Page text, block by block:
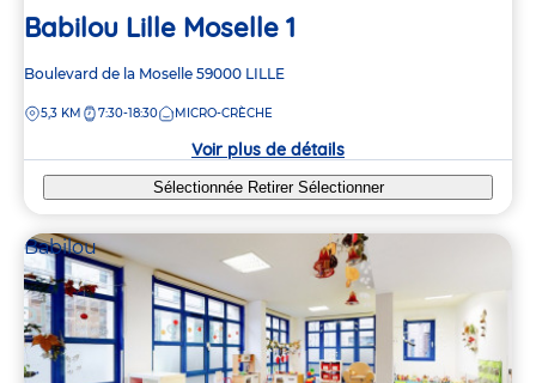
Babilou Lille Moselle 1
Adresse
la
Boulevard de la Moselle 59000 LILLE
DISTANCE
5,3 KM 7:30-18:30 MICRO-CRÈCHE
Voir plus de détails
Sélectionnée Retirer Sélectionner
Babilou